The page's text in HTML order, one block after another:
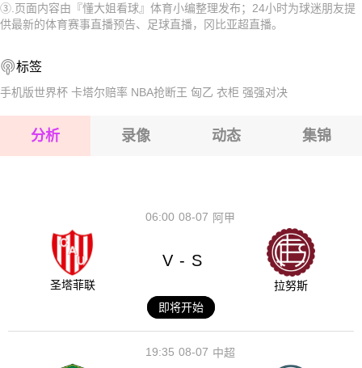
2026-08-15 【冈比亚超】 福琴VSBST银河
2026-08-15 【冈比亚超】 福琴VSBST银河
2026-08-15 【冈比亚超】 福琴VSBST银河
③.页面内容由『懂大姐看球』体育小编整理发布；24小时为球迷朋友提
供最新的体育赛事直播预告、足球直播，冈比亚超直播。
标签
手机版世界杯 卡塔尔赔率 NBA抢断王 匈乙 衣柜 强强对决
分析 录像 动态 集锦
08-07
06:00 阿甲
圣塔菲联
V - S
拉努斯
即将开始
08-07
19:35 中超